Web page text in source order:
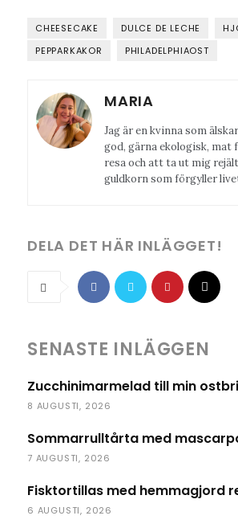
CHEESECAKE DULCE DE LECHE
PEPPARKAKOR
PHILADELPHIAOST
MARIA
Jag är en kvinna som
god, gärna ekologisk, mat
resa och att ta ut mig
guldkorn som förgyller
DELA DET HÄR INLÄGGET!
SENASTE INLÄGGEN
Zucchinimarmelad till min
8 AUGUSTI, 2026
Sommarrulltårta med
7 AUGUSTI, 2026
Fisktortillas med hemmagjord
6 AUGUSTI, 2026